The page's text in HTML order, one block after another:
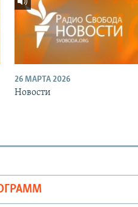
26 МАРТА 2026
Новости